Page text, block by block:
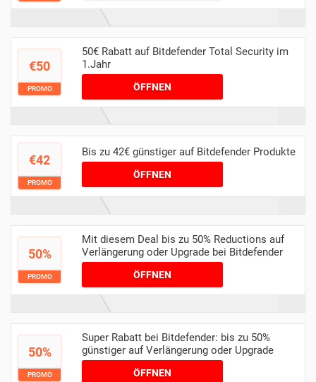
€50
PROMO
50€ Rabatt auf Bitdefender Total Security im
1.Jahr
ÖFFNEN
€42
PROMO
Bis zu 42€ günstiger auf Bitdefender Produkte
ÖFFNEN
50%
PROMO
Mit diesem Deal bis zu 50% Reductions auf
Verlängerung oder Upgrade bei Bitdefender
ÖFFNEN
50%
PROMO
Super Rabatt bei Bitdefender: bis zu 50%
günstiger auf Verlängerung oder Upgrade
ÖFFNEN